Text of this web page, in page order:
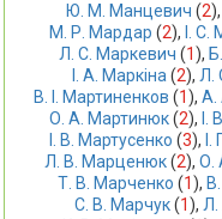
Ю. М. Манцевич (2),
М. Р. Мардар (2), І.
Л. С. Маркевич (1),
І. А. Маркіна (2), Л.
В. І. Мартиненков (1), А.
О. А. Мартинюк (2),
І. В. Мартусенко (3),
Л. В. Марценюк (2), О.
Т. В. Марченко (1),
С. В. Марчук (1), Л.